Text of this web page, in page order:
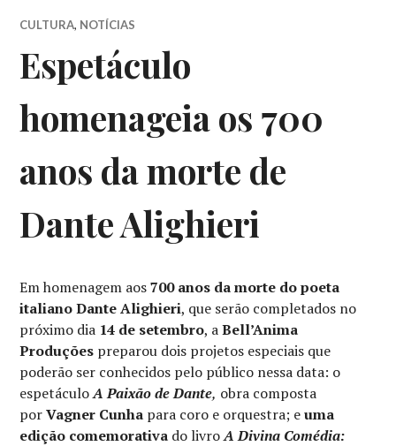
CULTURA, NOTÍCIAS
Espetáculo
homenageia os 700
anos da morte de
Dante Alighieri
Em homenagem aos700 anos da morte do poeta
italiano Dante Alighieri, que serão completados no
próximo dia 14 de setembro, aBell’Anima
Produções preparou dois projetos especiais que
poderão ser conhecidos pelo público nessa data: o
espetáculoA Paixão de Dante, obra composta
porVagner Cunha para coro e orquestra; euma
edição comemorativa do livroA Divina Comédia: